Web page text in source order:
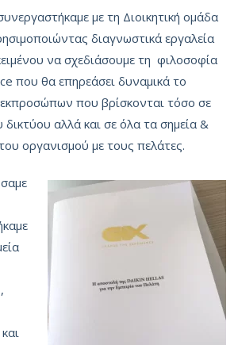
με τη Διοικητική ομάδα
διαγνωστικά εργαλεία
να σχεδιάσουμε τη φιλοσοφία
που θα επηρεάσει δυναμικά το
που βρίσκονται τόσο σε
δικτύου αλλά και σε όλα τα σημεία &
οργανισμού με τους πελάτες.